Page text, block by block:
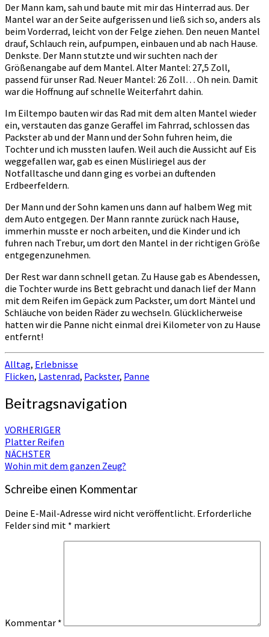
Der Mann kam, sah und baute mit mir das Hinterrad aus. Der
Mantel war an der Seite aufgerissen und ließ sich so, anders als
beim Vorderrad, leicht von der Felge ziehen. Den neuen Mantel
drauf, Schlauch rein, aufpumpen, einbauen und ab nach Hause.
Denkste. Der Mann stutzte und wir suchten nach der
Größenangabe auf dem Mantel. Alter Mantel: 27,5 Zoll,
passend für unser Rad. Neuer Mantel: 26 Zoll… Oh nein. Damit
war die Hoffnung auf schnelle Weiterfahrt dahin.
Im Eiltempo bauten wir das Rad mit dem alten Mantel wieder
ein, verstauten das ganze Geraffel im Fahrrad, schlossen das
Packster ab und der Mann und der Sohn fuhren heim, die
Tochter und ich mussten laufen. Weil auch die Aussicht auf Eis
weggefallen war, gab es einen Müsliriegel aus der
Notfalltasche und dann ging es vorbei an duftenden
Erdbeerfeldern.
Der Mann und der Sohn kamen uns dann auf halbem Weg mit
dem Auto entgegen. Der Mann rannte zurück nach Hause,
immerhin musste er noch arbeiten, und die Kinder und ich
fuhren nach Trebur, um dort den Mantel in der richtigen Größe
entgegenzunehmen.
Der Rest war dann schnell getan. Zu Hause gab es Abendessen,
die Tochter wurde ins Bett gebracht und danach lief der Mann
mit dem Reifen im Gepäck zum Packster, um dort Mäntel und
Schläuche von beiden Räder zu wechseln. Glücklicherweise
hatten wir die Panne nicht einmal drei Kilometer von zu Hause
entfernt!
Alltag, Erlebnisse
Flicken, Lastenrad, Packster, Panne
Beitragsnavigation
VORHERIGER
Platter Reifen
NÄCHSTER
Wohin mit dem ganzen Zeug?
Schreibe einen Kommentar
Deine E-Mail-Adresse wird nicht veröffentlicht. Erforderliche
Felder sind mit * markiert
Kommentar *